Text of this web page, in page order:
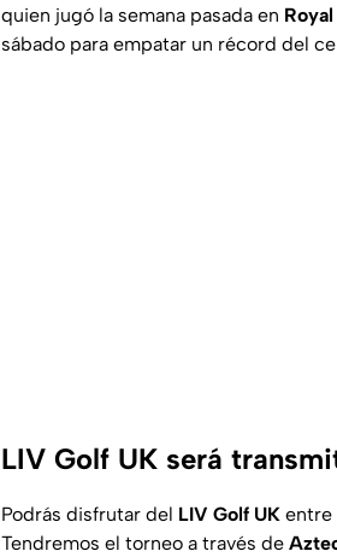
quien jugó la semana pasada en
sábado para empatar un récord del
LIV Golf UK será
Podrás disfrutar del LIV Golf UK entre
Tendremos el torneo a través de